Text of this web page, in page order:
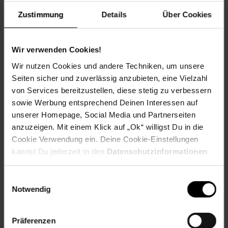
Zustimmung Details Über Cookies
Wir verwenden Cookies!
Wir nutzen Cookies und andere Techniken, um unsere
Seiten sicher und zuverlässig anzubieten, eine Vielzahl
von Services bereitzustellen, diese stetig zu verbessern
sowie Werbung entsprechend Deinen Interessen auf
unserer Homepage, Social Media und Partnerseiten
anzuzeigen. Mit einem Klick auf „Ok“ willigst Du in die
Cookie Verwendung ein. Deine Cookie-Einstellungen
kannst Du jederzeit in den Datenschutzinformationen
ändern bzw. widerrufen.
Notwendig
Präferenzen
Frucht: Keine Frucht
Pflegeaufwand: Mittel
Lichtbedarf: Sonnig-Halbschattig
Wasserbedarf: Mittel
Rückschnitt: Rückschnitt nach der Blüte.
Schnittverträglichkeit: Gut
Bodenansprüche: gut durchlässig, kalkhaltig
Nährstoffgehalt: Mittel
Frosthärte: bis -20 °C
Verwendung: Bienenweide, Staudenbeet, Schnittblume,
Steingarten, Rabattenpflanze
Bestäuber: Insekten
Besonderheit: Bienenfreundlich